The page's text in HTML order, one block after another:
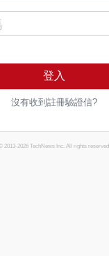
登入
沒有收到註冊驗證信?
2013-2026 TechNews Inc. All rights reserved.